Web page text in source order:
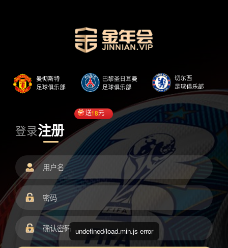
登录注册
送18元
undefined/load.min.js error